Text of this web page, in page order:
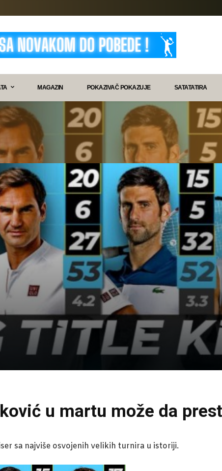
MAGAZIN POKAZIVAČ POKAZUJE SATATATIRA
u martu može da
sa najviše osvojenih velikih turnira u istoriji.